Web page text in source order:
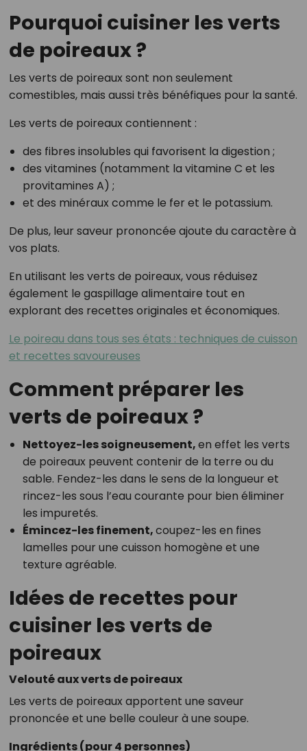
Pourquoi cuisiner les verts
de poireaux ?
Les verts de poireaux sont non seulement
comestibles, mais aussi très bénéfiques pour la santé.
Les verts de poireaux contiennent :
des fibres insolubles qui favorisent la digestion ;
des vitamines (notamment la vitamine C et les
provitamines A) ;
et des minéraux comme le fer et le potassium.
De plus, leur saveur prononcée ajoute du caractère à
vos plats.
En utilisant les verts de poireaux, vous réduisez
également le gaspillage alimentaire tout en
explorant des recettes originales et économiques.
Le poireau dans tous ses états : techniques de cuisson
et recettes savoureuses
Comment préparer les
verts de poireaux ?
Nettoyez-les soigneusement,en effet les verts
de poireaux peuvent contenir de la terre ou du
sable. Fendez-les dans le sens de la longueur et
rincez-les sous l’eau courante pour bien éliminer
les impuretés.
Émincez-les finement,coupez-les en fines
lamelles pour une cuisson homogène et une
texture agréable.
Idées de recettes pour
cuisiner les verts de
poireaux
Velouté aux verts de poireaux
Les verts de poireaux apportent une saveur
prononcée et une belle couleur à une soupe.
Ingrédients (pour 4 personnes)